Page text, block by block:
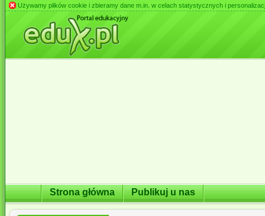
Używamy plików cookie i zbieramy dane m.in. w celach statystycznych i
Strona główna Publikuj u nas